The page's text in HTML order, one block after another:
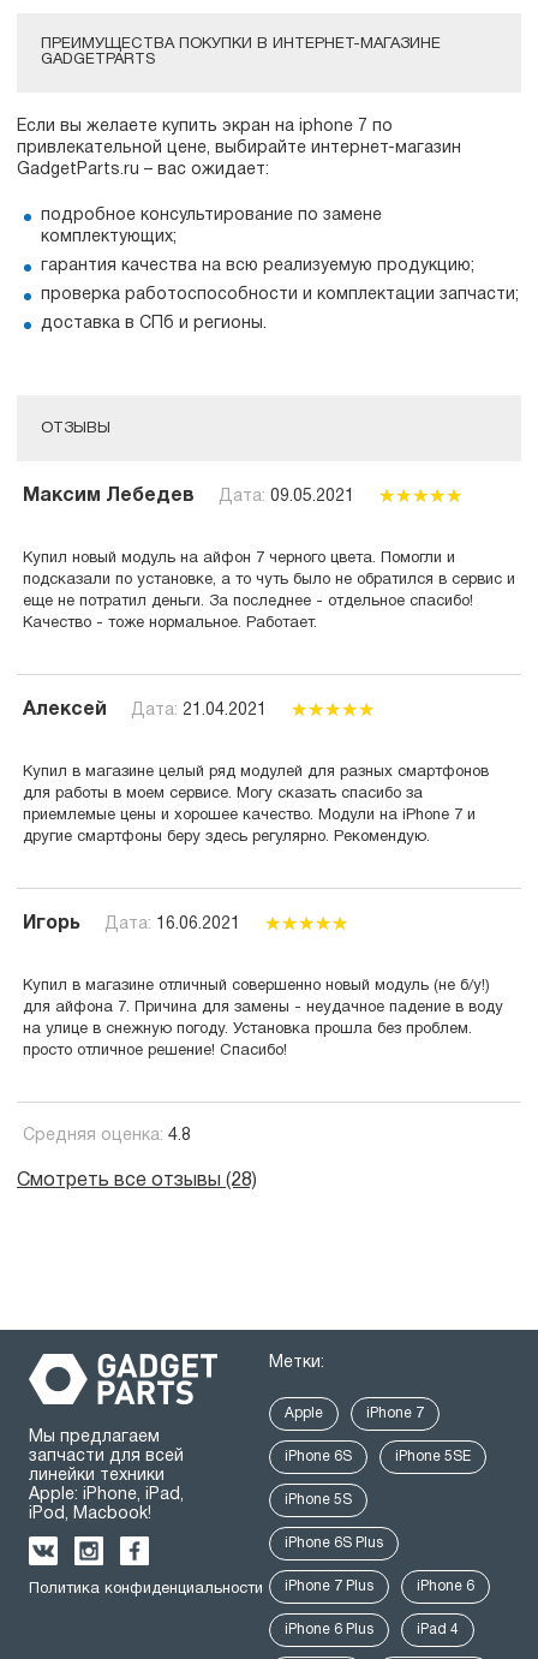
ПРЕИМУЩЕСТВА ПОКУПКИ В ИНТЕРНЕТ-МАГАЗИНЕ
GADGETPARTS
Если вы желаете купить экран на iphone 7 по
привлекательной цене, выбирайте интернет-магазин
GadgetParts.ru – вас ожидает:
подробное консультирование по замене
комплектующих;
гарантия качества на всю реализуемую продукцию;
проверка работоспособности и комплектации запчасти;
доставка в СПб и регионы.
ОТЗЫВЫ
Максим Лебедев Дата: 09.05.2021
Купил новый модуль на айфон 7 черного цвета. Помогли и
подсказали по установке, а то чуть было не обратился в сервис и
еще не потратил деньги. За последнее - отдельное спасибо!
Качество - тоже нормальное. Работает.
Алексей Дата: 21.04.2021
Купил в магазине целый ряд модулей для разных смартфонов
для работы в моем сервисе. Могу сказать спасибо за
приемлемые цены и хорошее качество. Модули на iPhone 7 и
другие смартфоны беру здесь регулярно. Рекомендую.
Игорь Дата: 16.06.2021
Купил в магазине отличный совершенно новый модуль (не б/у!)
для айфона 7. Причина для замены - неудачное падение в воду
на улице в снежную погоду. Установка прошла без проблем.
просто отличное решение! Спасибо!
Средняя оценка: 4.8
Смотреть все отзывы (28)
Мы предлагаем
запчасти для всей
линейки техники
Apple: iPhone, iPad,
iPod, Macbook!
Политика конфиденциальности
Метки:
Apple iPhone 7
iPhone 6S iPhone 5SE
iPhone 5S
iPhone 6S Plus
iPhone 7 Plus iPhone 6
iPhone 6 Plus iPad 4